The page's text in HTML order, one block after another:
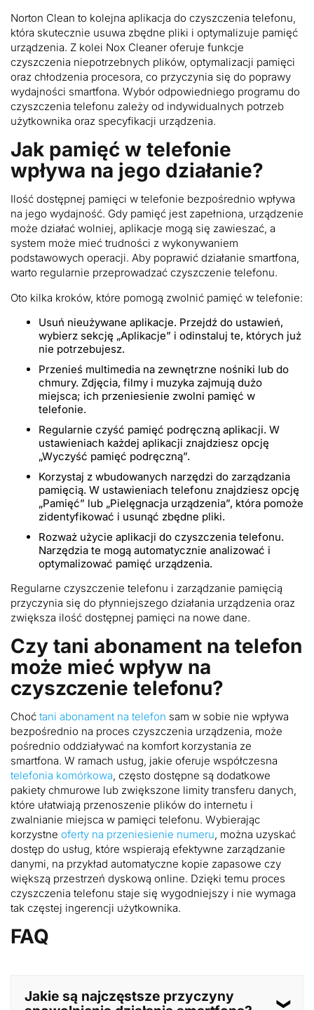
Norton Clean to kolejna aplikacja do czyszczenia telefonu,
która skutecznie usuwa zbędne pliki i optymalizuje pamięć
urządzenia. Z kolei Nox Cleaner oferuje funkcje
czyszczenia niepotrzebnych plików, optymalizacji pamięci
oraz chłodzenia procesora, co przyczynia się do poprawy
wydajności smartfona. Wybór odpowiedniego programu do
czyszczenia telefonu zależy od indywidualnych potrzeb
użytkownika oraz specyfikacji urządzenia.
Jak pamięć w telefonie
wpływa na jego działanie?
Ilość dostępnej pamięci w telefonie bezpośrednio wpływa
na jego wydajność. Gdy pamięć jest zapełniona, urządzenie
może działać wolniej, aplikacje mogą się zawieszać, a
system może mieć trudności z wykonywaniem
podstawowych operacji. Aby poprawić działanie smartfona,
warto regularnie przeprowadzać czyszczenie telefonu.
Oto kilka kroków, które pomogą zwolnić pamięć w telefonie:
Usuń nieużywane aplikacje. Przejdź do ustawień,
wybierz sekcję „Aplikacje” i odinstaluj te, których już
nie potrzebujesz.
Przenieś multimedia na zewnętrzne nośniki lub do
chmury. Zdjęcia, filmy i muzyka zajmują dużo
miejsca; ich przeniesienie zwolni pamięć w
telefonie.
Regularnie czyść pamięć podręczną aplikacji. W
ustawieniach każdej aplikacji znajdziesz opcję
„Wyczyść pamięć podręczną”.
Korzystaj z wbudowanych narzędzi do zarządzania
pamięcią. W ustawieniach telefonu znajdziesz opcję
„Pamięć” lub „Pielęgnacja urządzenia”, która pomoże
zidentyfikować i usunąć zbędne pliki.
Rozważ użycie aplikacji do czyszczenia telefonu.
Narzędzia te mogą automatycznie analizować i
optymalizować pamięć urządzenia.
Regularne czyszczenie telefonu i zarządzanie pamięcią
przyczynia się do płynniejszego działania urządzenia oraz
zwiększa ilość dostępnej pamięci na nowe dane.
Czy tani abonament na telefon
może mieć wpływ na
czyszczenie telefonu?
Choć tani abonament na telefon sam w sobie nie wpływa
bezpośrednio na proces czyszczenia urządzenia, może
pośrednio oddziaływać na komfort korzystania ze
smartfona. W ramach usług, jakie oferuje współczesna
telefonia komórkowa, często dostępne są dodatkowe
pakiety chmurowe lub zwiększone limity transferu danych,
które ułatwiają przenoszenie plików do internetu i
zwalnianie miejsca w pamięci telefonu. Wybierając
korzystne oferty na przeniesienie numeru, można uzyskać
dostęp do usług, które wspierają efektywne zarządzanie
danymi, na przykład automatyczne kopie zapasowe czy
większą przestrzeń dyskową online. Dzięki temu proces
czyszczenia telefonu staje się wygodniejszy i nie wymaga
tak częstej ingerencji użytkownika.
FAQ
Jakie są najczęstsze przyczyny